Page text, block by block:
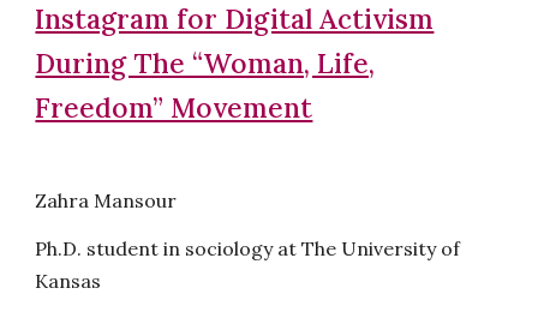
Instagram for Digital Activism
During The “Woman, Life,
Freedom” Movement
Zahra Mansour
Ph.D. student in sociology at The University of
Kansas